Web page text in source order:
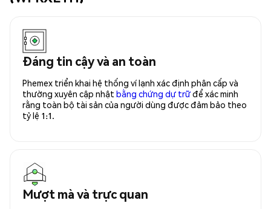
Đáng tin cậy và an toàn
Phemex triển khai hệ thống ví lạnh xác định phân cấp và
thường xuyên cập nhật bằng chứng dự trữđể xác minh
rằng toàn bộ tài sản của người dùng được đảm bảo theo
tỷ lệ 1:1.
Mượt mà và trực quan